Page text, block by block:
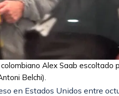
Alex Saab escoltado
Belchi).
en Estados Unidos entre